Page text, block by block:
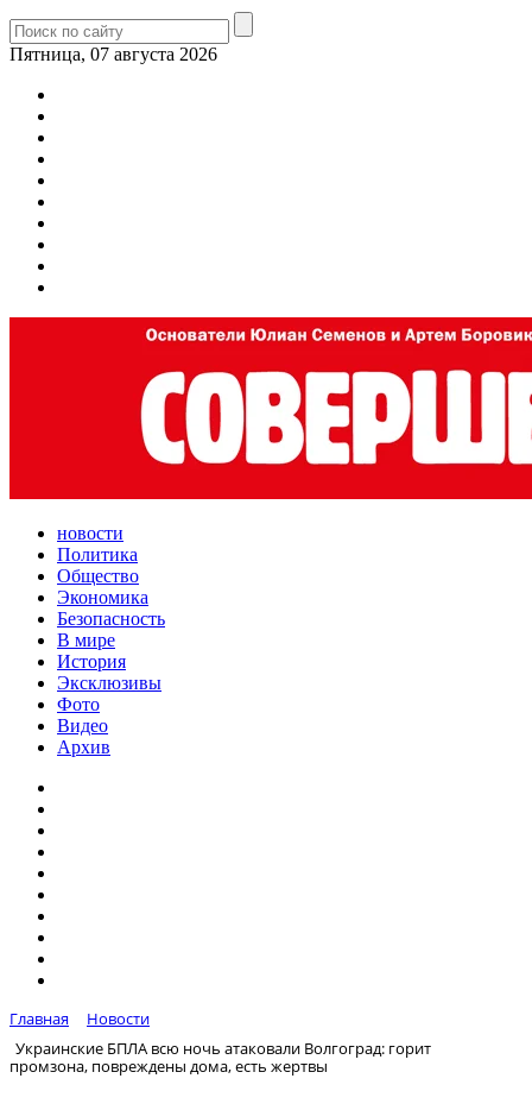
Пятница, 07 августа 2026
новости
Политика
Общество
Экономика
Безопасность
В мире
История
Эксклюзивы
Фото
Видео
Архив
Главная
Новости
Украинские БПЛА всю ночь атаковали Волгоград: горит
промзона, повреждены дома, есть жертвы